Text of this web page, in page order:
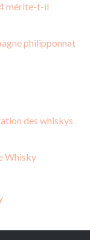
mérite-t-il
philipponnat
des whiskys
Whisky